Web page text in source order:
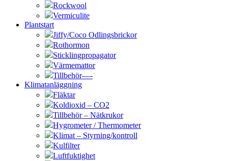
Rockwool
Vermiculite
Plantstart
Jiffy/Coco Odlingsbrickor
Rothormon
Sticklingpropagator
Värmemattor
Tillbehör—-
Klimatanläggning
Fläktar
Koldioxid – CO2
Tillbehör – Nätkrukor
Hygrometer / Thermometer
Klimat – Styrning/kontroll
Kulfilter
Luftfuktighet